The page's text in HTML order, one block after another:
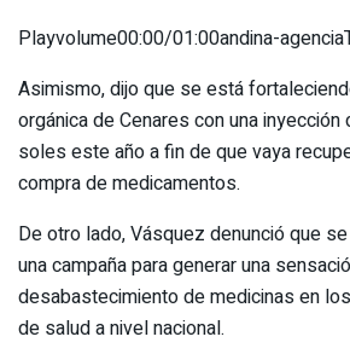
Playvolume00:00/01:00andina-
Asimismo, dijo que se está
orgánica de Cenares con una
soles este año a fin de que vaya
compra de medicamentos.
De otro lado, Vásquez denunció que
una campaña para generar una
desabastecimiento de medicinas en
de salud a nivel nacional.